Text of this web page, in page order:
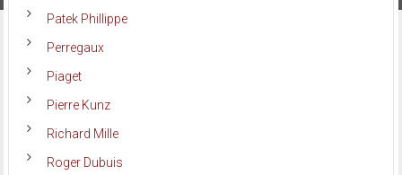
Patek Phillippe
Perregaux
Piaget
Pierre Kunz
Richard Mille
Roger Dubuis